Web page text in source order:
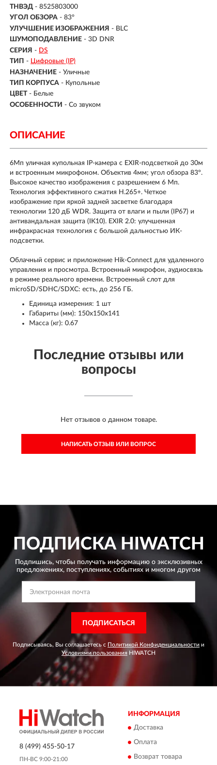
ТНВЭД - 8525803000
УГОЛ ОБЗОРА - 83°
УЛУЧШЕНИЕ ИЗОБРАЖЕНИЯ - BLC
ШУМОПОДАВЛЕНИЕ - 3D DNR
СЕРИЯ - DS
ТИП - Цифровые (IP)
НАЗНАЧЕНИЕ - Уличные
ТИП КОРПУСА - Купольные
ЦВЕТ - Белые
ОСОБЕННОСТИ - Со звуком
ОПИСАНИЕ
6Мп уличная купольная IP-камера с EXIR-подсветкой до 30м
и встроенным микрофоном. Объектив 4мм; угол обзора 83°.
Высокое качество изображения с разрешением 6 Мп.
Технология эффективного сжатия H.265+. Четкое
изображение при яркой задней засветке благодаря
технологии 120 дБ WDR. Защита от влаги и пыли (IP67) и
антивандальная защита (IK10). EXIR 2.0: улучшенная
инфракрасная технология с большой дальностью ИК-
подсветки.
Облачный сервис и приложение Hik-Connect для удаленного
управления и просмотра. Встроенный микрофон, аудиосвязь
в режиме реального времени. Встроенный слот для
microSD/SDHC/SDXC: есть, до 256 ГБ.
Единица измерения: 1 шт
Габариты (мм): 150x150x141
Масса (кг): 0.67
Последние отзывы или
вопросы
Нет отзывов о данном товаре.
НАПИСАТЬ ОТЗЫВ ИЛИ ВОПРОС
ПОДПИСКАHIWATCH
Подпишись, чтобы получать информацию о эксклюзивных
предложениях, поступлениях, событиях и многом другом
ПОДПИСАТЬСЯ
Подписываясь, Вы соглашаетесь с Политикой Конфиденциальности и
Условиями пользования HIWATCH
8 (499) 455-50-17
ПН-ВС 9:00-21:00
ИНФОРМАЦИЯ
Доставка
Оплата
Возврат товара